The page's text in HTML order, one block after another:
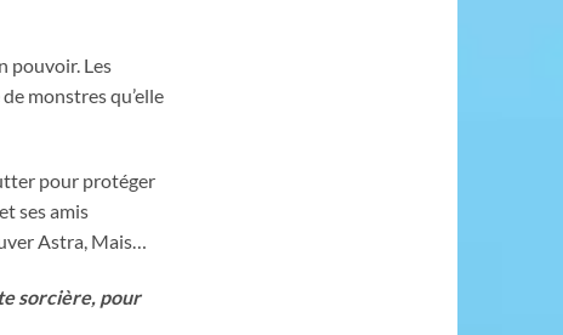
pouvoir. Les
monstres qu’elle
pour protéger
ses amis
Astra, Mais…
sorcière, pour